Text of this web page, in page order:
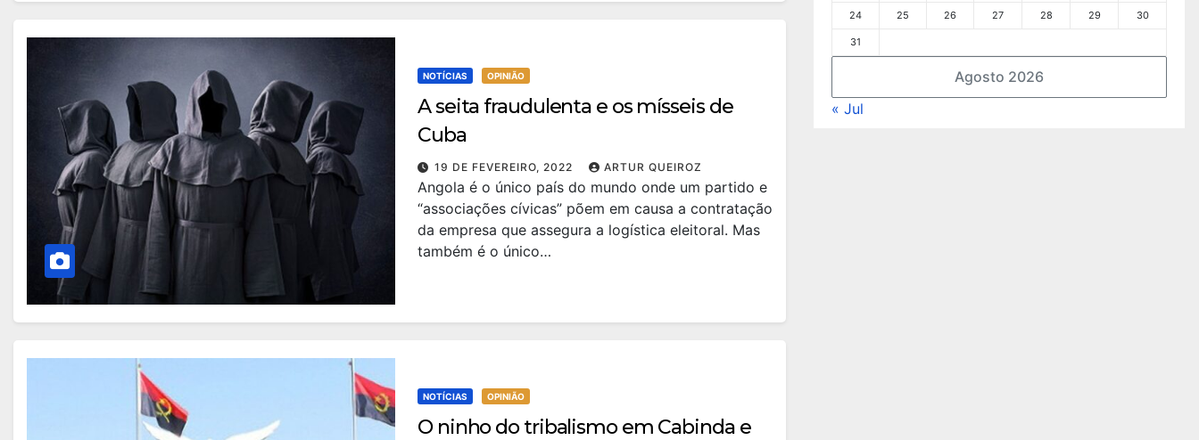
NOTÍCIAS OPINIÃO
A seita fraudulenta e os mísseis de
Cuba
19 DE FEVEREIRO, 2022 ARTUR QUEIROZ
Angola é o único país do mundo onde um partido e
“associações cívicas” põem em causa a contratação
da empresa que assegura a logística eleitoral. Mas
também é o único…
NOTÍCIAS OPINIÃO
O ninho do tribalismo em Cabinda e
Agosto 2026
24 25 26 27 28 29 30
31
« Jul